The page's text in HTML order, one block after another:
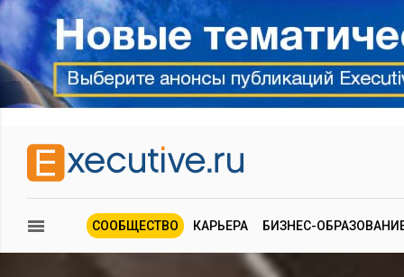
СООБЩЕСТВО КАРЬЕРА БИЗНЕС-